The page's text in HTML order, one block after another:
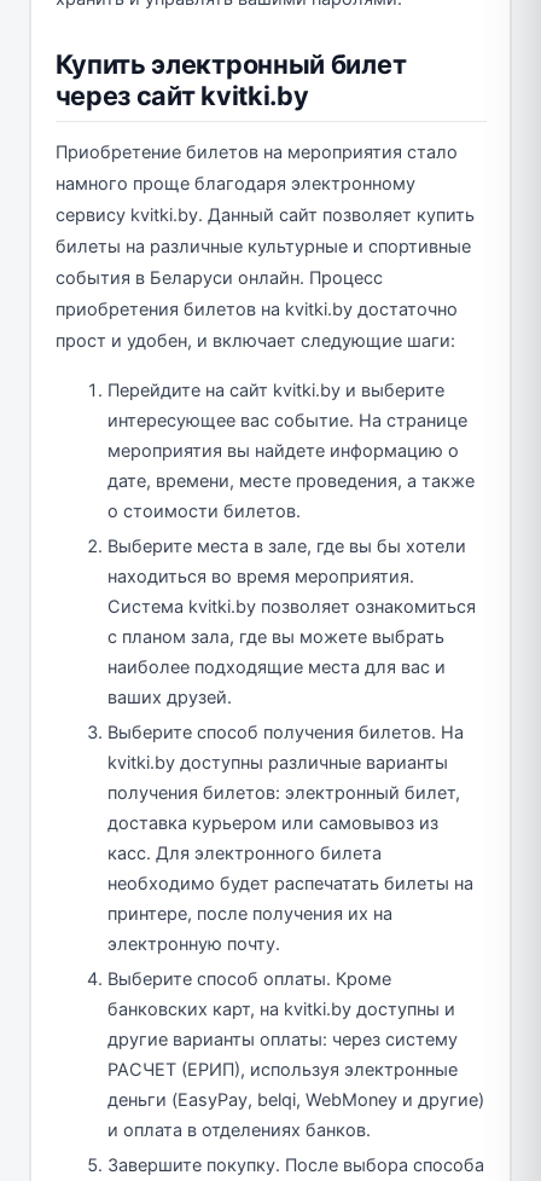
Купить электронный билет
через сайт kvitki.by
Приобретение билетов на мероприятия стало
намного проще благодаря электронному
сервису kvitki.by. Данный сайт позволяет купить
билеты на различные культурные и спортивные
события в Беларуси онлайн. Процесс
приобретения билетов на kvitki.by достаточно
прост и удобен, и включает следующие шаги:
Перейдите на сайт kvitki.by и выберите
интересующее вас событие. На странице
мероприятия вы найдете информацию о
дате, времени, месте проведения, а также
о стоимости билетов.
Выберите места в зале, где вы бы хотели
находиться во время мероприятия.
Система kvitki.by позволяет ознакомиться
с планом зала, где вы можете выбрать
наиболее подходящие места для вас и
ваших друзей.
Выберите способ получения билетов. На
kvitki.by доступны различные варианты
получения билетов: электронный билет,
доставка курьером или самовывоз из
касс. Для электронного билета
необходимо будет распечатать билеты на
принтере, после получения их на
электронную почту.
Выберите способ оплаты. Кроме
банковских карт, на kvitki.by доступны и
другие варианты оплаты: через систему
РАСЧЕТ (ЕРИП), используя электронные
деньги (EasyPay, belqi, WebMoney и другие)
и оплата в отделениях банков.
Завершите покупку. После выбора способа